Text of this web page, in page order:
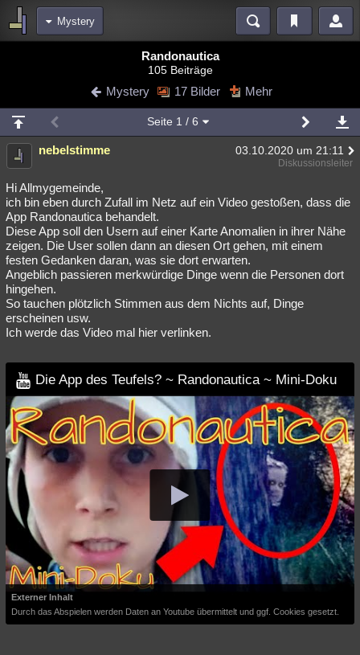
Mystery
Blogs Videos
Chat Wiki Neuigkeiten
meine Rubriken
Menschen Wissenschaft Mystery Kriminalfälle
Spiritualität Verschwörungen
Natur Umfragen Unterhaltung
weitere Rubriken
Philosophie Träume Orte Esoterik
Astronomie Helpdesk Gruppen Gaming Filme
Musik Clash Verbesserungen
Besucht Teilgenommen Alle Neue Geschlossen
Lesenswert Schlüsselwörter
Randonautica
105 Beiträge
Mystery 17 Bilder Mehr
Seite 1 / 6
nebelstimme 03.10.2020 um 21:11
Diskussionsleiter
Hi Allmygemeinde,
ich bin eben durch Zufall im Netz auf ein Video gestoßen, dass die
App Randonautica behandelt.
Diese App soll den Usern auf einer Karte Anomalien in ihrer Nähe
zeigen. Die User sollen dann an diesen Ort gehen, mit einem
festen Gedanken daran, was sie dort erwarten.
Angeblich passieren merkwürdige Dinge wenn die Personen dort
hingehen.
So tauchen plötzlich Stimmen aus dem Nichts auf, Dinge
erscheinen usw.
Ich werde das Video mal hier verlinken.
Die App des Teufels? ~ Randonautica ~ Mini-Doku
Externer Inhalt
Durch das Abspielen werden Daten an Youtube übermittelt und ggf. Cookies gesetzt.